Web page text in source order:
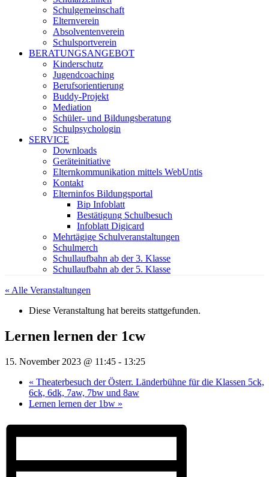
Schulgemeinschaft
Elternverein
Absolventenverein
Schulsportverein
BERATUNGSANGEBOT
Kinderschutz
Jugendcoaching
Berufsorientierung
Buddy-Projekt
Mediation
Schüler- und Bildungsberatung
Schulpsychologin
SERVICE
Downloads
Geräteinitiative
Elternkommunikation mittels WebUntis
Kontakt
Elterninfos Bildungsportal
Bip Infoblatt
Bestätigung Schulbesuch
Infoblatt Digicard
Mehrtägige Schulveranstaltungen
Schulmerch
Schullaufbahn ab der 3. Klasse
Schullaufbahn ab der 5. Klasse
« Alle Veranstaltungen
Diese Veranstaltung hat bereits stattgefunden.
Lernen lernen der 1cw
15. November 2023 @ 11:45 - 13:25
« Theaterbesuch der Österr. Länderbühne für die Klassen 5ck,
6ck, 6dk, 7aw, 7bw und 8aw
Lernen lernen der 1bw »